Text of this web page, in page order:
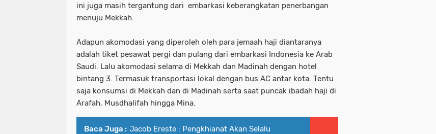
ini juga masih tergantung dari embarkasi keberangkatan penerbangan
menuju Mekkah.
Adapun akomodasi yang diperoleh oleh para jemaah haji diantaranya
adalah tiket pesawat pergi dan pulang dari embarkasi Indonesia ke Arab
Saudi. Lalu akomodasi selama di Mekkah dan Madinah dengan hotel
bintang 3. Termasuk transportasi lokal dengan bus AC antar kota. Tentu
saja konsumsi di Mekkah dan di Madinah serta saat puncak ibadah haji di
Arafah, Musdhalifah hingga Mina.
Baca Juga : Jacob Ereste : Pengkhianat Akan Selalu